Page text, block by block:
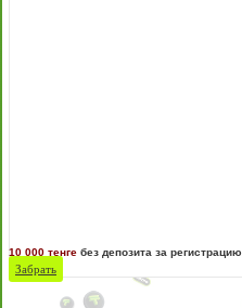
10 000 тенге без депозита за регистрацию
Забрать